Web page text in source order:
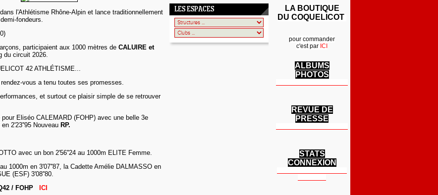
l'Athlétisme Rhône-Alpin et lance traditionnellement
fondeurs.
participaient aux 1000 mètres de CALUIRE et
du circuit 2026.
42 ATHLÉTISME...
vous a tenu toutes ses promesses.
et surtout ce plaisir simple de se retrouver
Eliséo CALEMARD (FOHP) avec une belle 3e
2'23''95 Nouveau RP.
avec un bon 2'56''24 au 1000m ELITE Femme.
1000m en 3'07''87, la Cadette Amélie DALMASSO en
(ESF) 3'08''80.
/ FOHP
ICI
LES ESPACES
LA BOUTIQUE
DU COQUELICOT
pour commander
c'est par ICI
ALBUMS
PHOTOS
REVUE DE
PRESSE
STATS
CONNEXION